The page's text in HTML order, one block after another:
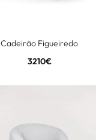
Cadeirão Figueiredo
3210€